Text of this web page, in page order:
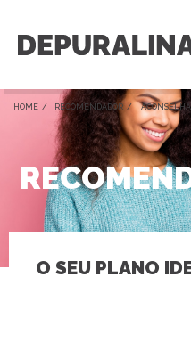
HOME / RECOMENDADOR /
O SEU PLANO